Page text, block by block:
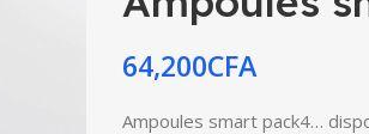
64,200CFA
Ampoules smart pack4…